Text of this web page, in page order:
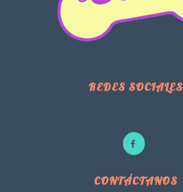
REDES SOCIALES
CONTÁCTANOS